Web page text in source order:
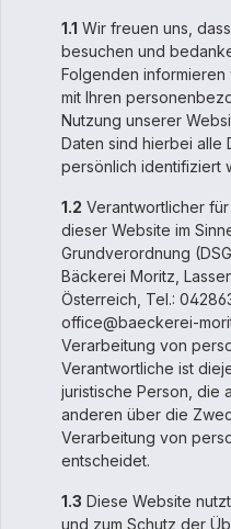
1.1 Wir freuen uns,
besuchen und
Folgenden
mit Ihren
Nutzung unserer
Daten sind hierbei alle
persönlich identifiziert
1.2 Verantwortlicher
dieser Website im
Grundverordnung
Bäckerei Moritz,
Österreich, Tel.:
office@baeckerei-
Verarbeitung von
Verantwortliche ist
juristische Person, die
anderen über die
Verarbeitung von
entscheidet.
1.3 Diese Website
und zum Schutz der